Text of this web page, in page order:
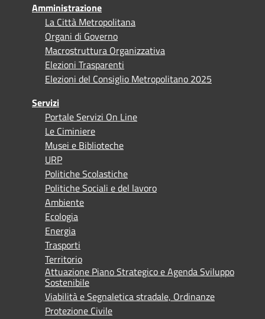
Amministrazione
La Città Metropolitana
Organi di Governo
Macrostruttura Organizzativa
Elezioni Trasparenti
Elezioni del Consiglio Metropolitano 2025
Servizi
Portale Servizi On Line
Le Ciminiere
Musei e Biblioteche
URP
Politiche Scolastiche
Politiche Sociali e del lavoro
Ambiente
Ecologia
Energia
Trasporti
Territorio
Attuazione Piano Strategico e Agenda Sviluppo
Sostenibile
Viabilità e Segnaletica stradale, Ordinanze
Protezione Civile